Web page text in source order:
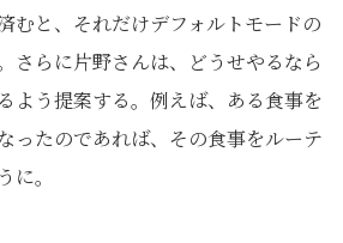
むと、それだけデフォルトモードの
さらに片野さんは、どうせやるなら
よう提案する。例えば、ある食事を
ったのであれば、その食事をルーテ
。